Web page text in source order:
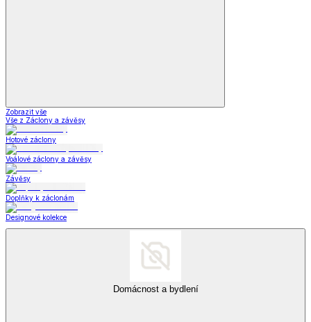
Zobrazit vše
Vše z Záclony a závěsy
Hotové záclony
Voálové záclony a závěsy
Závěsy
Doplňky k záclonám
Designové kolekce
Domácnost a bydlení